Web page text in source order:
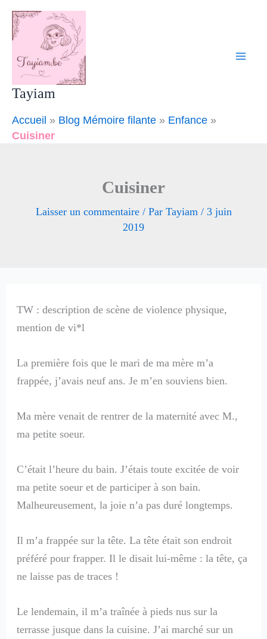
Aller
contenu
Tayiam
Accueil » Blog Mémoire filante » Enfance »
Cuisiner
Cuisiner
Laisser un commentaire / Par Tayiam / 3 juin
2019
TW : description de scène de violence physique,
mention de vi*l
La première fois que le mari de ma mère m’a
frappée, j’avais neuf ans. Je m’en souviens bien.
Ma mère venait de rentrer de la maternité avec M.,
ma petite soeur.
C’était l’heure du bain. J’étais toute excitée de voir
ma petite soeur et de participer à son bain.
Malheureusement, la joie n’a pas duré longtemps.
Il m’a frappée sur la tête. La tête était son endroit
préféré pour frapper. Il le disait lui-même : la tête, ça
ne laisse pas de traces !
Le lendemain, il m’a traînée à pieds nus sur la
terrasse jusque dans la cuisine. J’ai marché sur un